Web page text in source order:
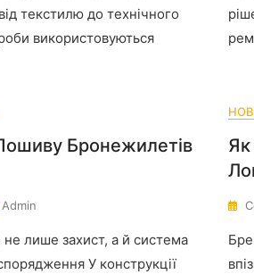
текстилю до технічного
використовуються
Бронежилетів
Admin
лише захист, а й система
У конструкції
Як